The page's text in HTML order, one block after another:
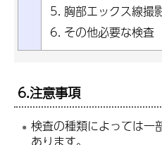
胸部エックス線撮
その他必要な検査
6.注意事項
検査の種類によっては一
あります。